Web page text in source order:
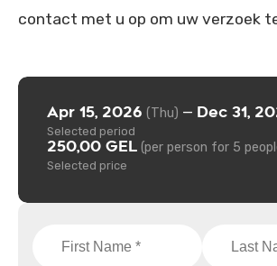
contact met u op om uw verzoek
Apr 15, 2026 (Thu) — Dec 31,
Selected period
250,00 GEL (per person for 5
Selected price